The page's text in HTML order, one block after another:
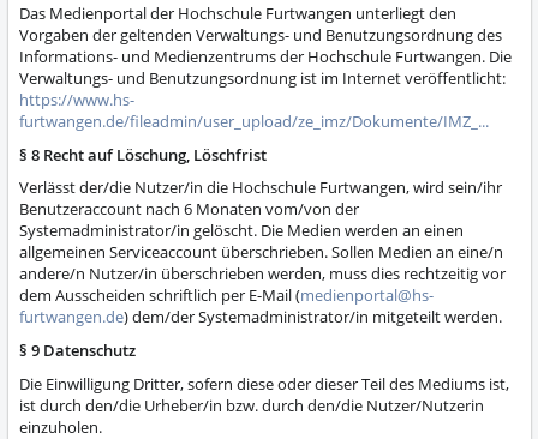
Das Medienportal der Hochschule Furtwangen unterliegt den
Vorgaben der geltenden Verwaltungs- und Benutzungsordnung des
Informations- und Medienzentrums der Hochschule Furtwangen. Die
Verwaltungs- und Benutzungsordnung ist im Internet veröffentlicht:
https://www.hs-
furtwangen.de/fileadmin/user_upload/ze_imz/Dokumente/IMZ_...
§ 8 Recht auf Löschung, Löschfrist
Verlässt der/die Nutzer/in die Hochschule Furtwangen, wird sein/ihr
Benutzeraccount nach 6 Monaten vom/von der
Systemadministrator/in gelöscht. Die Medien werden an einen
allgemeinen Serviceaccount überschrieben. Sollen Medien an eine/n
andere/n Nutzer/in überschrieben werden, muss dies rechtzeitig vor
dem Ausscheiden schriftlich per E-Mail (medienportal@hs-
furtwangen.de) dem/der Systemadministrator/in mitgeteilt werden.
§ 9 Datenschutz
Die Einwilligung Dritter, sofern diese oder dieser Teil des Mediums ist,
ist durch den/die Urheber/in bzw. durch den/die Nutzer/Nutzerin
einzuholen.